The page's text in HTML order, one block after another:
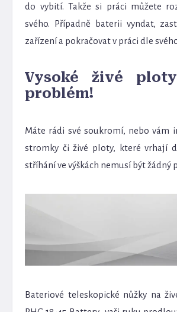
do vybití. Takže si práci můžete
svého. Případně baterii vyndat,
zařízení a pokračovat v práci dle
Vysoké živé
problém!
Máte rádi své soukromí, nebo vám
stromky či živé ploty, které vrhají
stříhání ve výškách nemusí být žádný
Bateriové teleskopické nůžky na